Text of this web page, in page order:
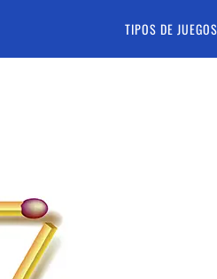
TIPOS DE